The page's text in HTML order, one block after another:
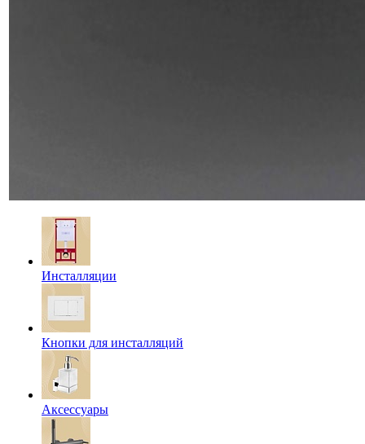
Инсталляции
Кнопки для инсталляций
Аксессуары